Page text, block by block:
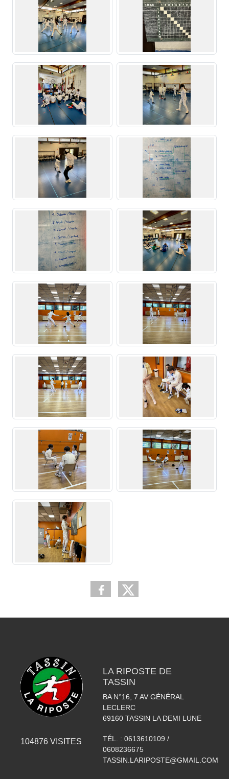
104876 VISITES
LA RIPOSTE DE
TASSIN
BA N°16, 7 AV GÉNÉRAL
LECLERC
69160 TASSIN LA DEMI LUNE
TÉL. : 0613610109 /
0608236675
TASSIN.LARIPOSTE@GMAIL.COM